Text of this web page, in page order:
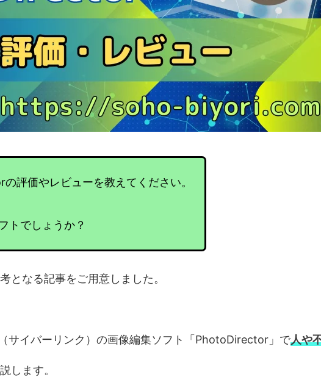
評価やレビューを教えてください。
トでしょうか？
となる記事をご用意しました。
サイバーリンク）の画像編集ソフト「PhotoDirector」で人や
します。